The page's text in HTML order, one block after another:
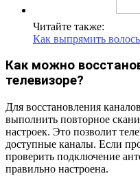
Читайте также:
Как выпрямить
Как можно
телевизоре?
Для восстановления
выполнить повторное
настроек. Это позволит
доступные каналы. Если
проверить подключение
правильно настроена.